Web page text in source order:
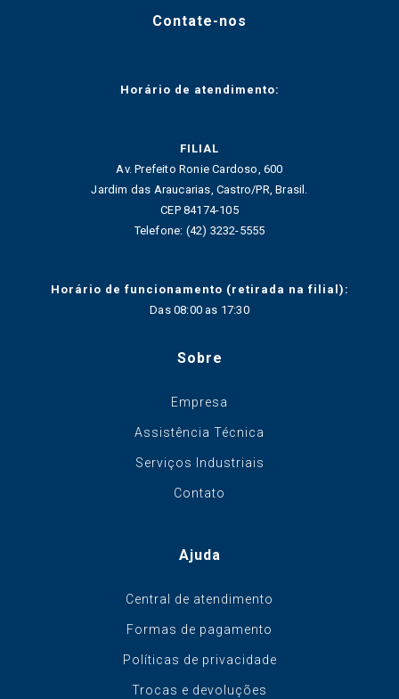
Contate-nos
Horário de atendimento:
FILIAL
Av. Prefeito Ronie Cardoso, 600
Jardim das Araucarias, Castro/PR, Brasil.
CEP 84174-105
Telefone: (42) 3232-5555
Horário de funcionamento (retirada na filial):
Das 08:00 as 17:30
Sobre
Empresa
Assistência Técnica
Serviços Industriais
Contato
Ajuda
Central de atendimento
Formas de pagamento
Políticas de privacidade
Trocas e devoluções